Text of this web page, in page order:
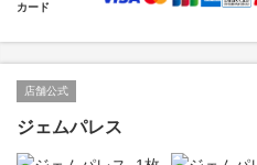
カード
店舗公式
ジェムパレス